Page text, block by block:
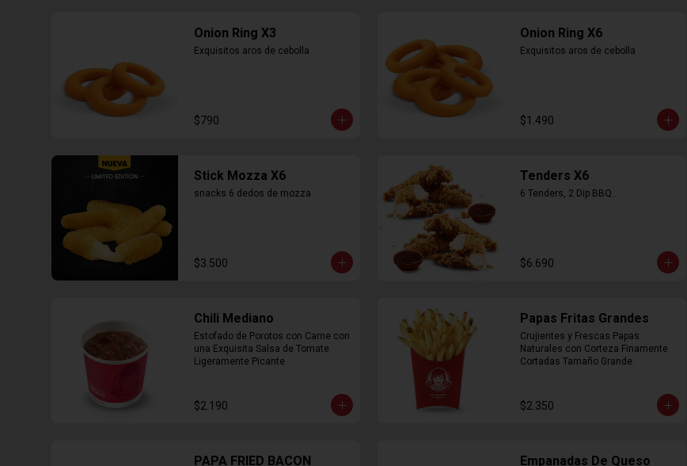
Onion Ring X3
Exquisitos aros de cebolla
$790
Onion Ring X6
Exquisitos aros de cebolla
$1.490
Stick Mozza X6
snacks 6 dedos de mozza
$3.500
Tenders X6
6 Tenders, 2 Dip BBQ..
$6.690
Chili Mediano
Estofado de Porotos con Carne con
una Exquisita Salsa de Tomate
Ligeramente Picante
$2.190
Papas Fritas Grandes
Crujientes y Frescas Papas
Naturales con Corteza Finamente
Cortadas Tamaño Grande.
$2.350
PAPA FRIED BACON Empanadas De Queso